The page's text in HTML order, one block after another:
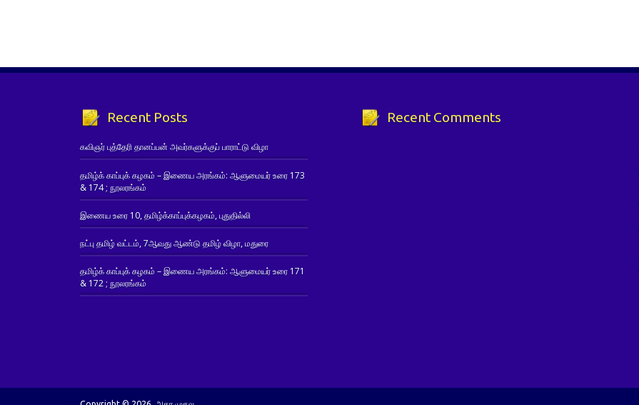
Recent Posts
கவிஞர் புத்தேரி தானப்பன் அவர்களுக்குப் பாராட்டு விழா
தமிழ்க் காப்புக் கழகம் – இணைய அரங்கம்: ஆளுமையர் உரை 173
& 174 ; நூலரங்கம்
இணைய உரை 10, தமிழ்க்காப்புக்கழகம், புதுதில்லி
நட்பு தமிழ் வட்டம், 7ஆவது ஆண்டு தமிழ் விழா, மதுரை
தமிழ்க் காப்புக் கழகம் – இணைய அரங்கம்: ஆளுமையர் உரை 171
& 172 ; நூலரங்கம்
Recent Comments